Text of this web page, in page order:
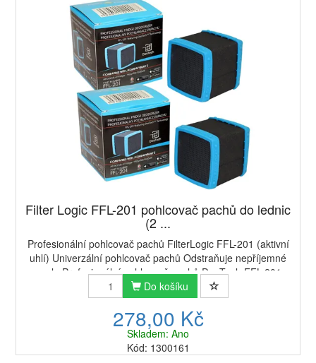
Filter Logic FFL-201 pohlcovač pachů do lednic
(2 ...
Profesionální pohlcovač pachů FilterLogic FFL-201 (aktivní
uhlí) Univerzální pohlcovač pachů Odstraňuje nepříjemné
pachyProfesionální pohlcovač pachů DeoTech FFL-201
bude fungovat v každé lednici. Úči...
Do košíku
278,00 Kč
Skladem: Ano
Kód: 1300161